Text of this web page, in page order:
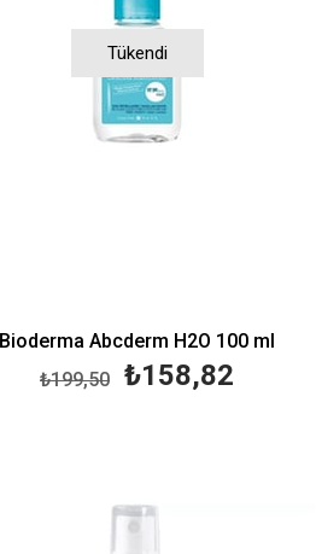
Tükendi
Bioderma Abcderm H2O 100 ml
₺158,82
₺199,50